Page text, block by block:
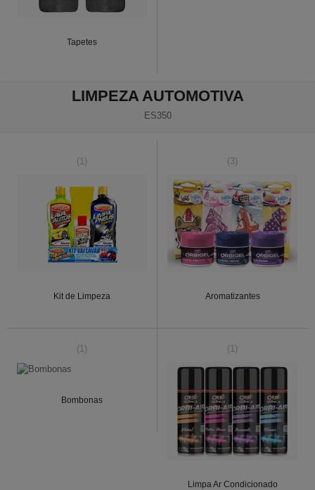
Tapetes
LIMPEZA AUTOMOTIVA
ES350
(1)
Kit de Limpeza
(3)
Aromatizantes
(1)
Bombonas
(1)
Limpa Ar Condicionado